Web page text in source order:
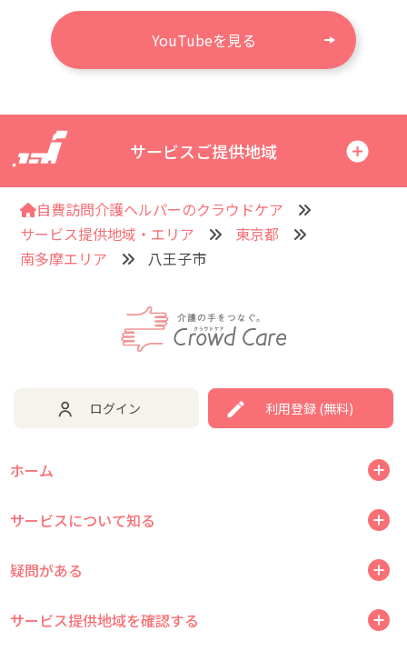
YouTubeを見る
サービスご提供地域
自費訪問介護ヘルパーのクラウドケア
サービス提供地域・エリア
東京都
南多摩エリア
八王子市
ログイン 利用登録 (無料)
ホーム
サービスについて知る
疑問がある
サービス提供地域を確認する